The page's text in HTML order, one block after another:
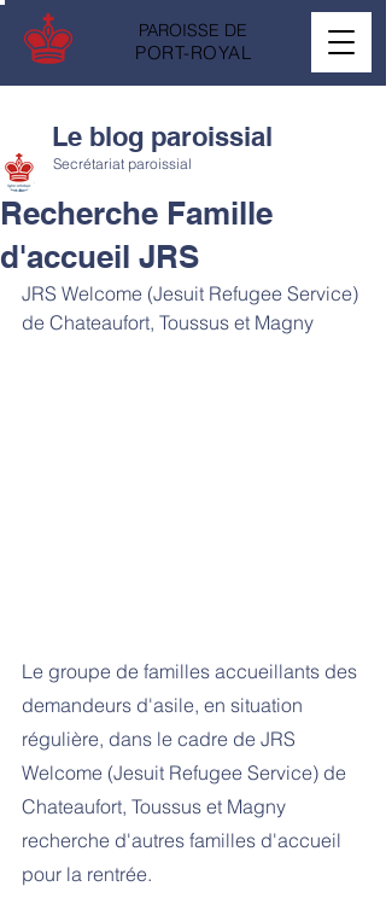
PAROISSE DE
PORT-ROYAL
Recherche Famille
d'accueil JRS
Secrétariat paroissial
JRS Welcome (Jesuit Refugee Service)
de Chateaufort, Toussus et Magny
Le groupe de familles accueillants des
demandeurs d'asile, en situation
régulière, dans le cadre de JRS
Welcome (Jesuit Refugee Service) de
Chateaufort, Toussus et Magny
recherche d'autres familles d'accueil
pour la rentrée.
Le blog paroissial